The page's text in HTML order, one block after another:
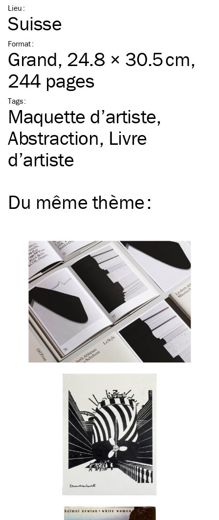
Lieu :
Suisse
Format:
Grand, 24.8 × 30.5 cm,
244 pages
Tags:
Maquette d’artiste
Abstraction Livre
d’artiste
Du même thème: